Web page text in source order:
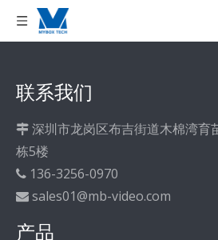
联系我们
 深圳市龙岗区布吉街道木棉湾育
栋5楼
 136-3256-0970
 sales01@mb-video.com
产品